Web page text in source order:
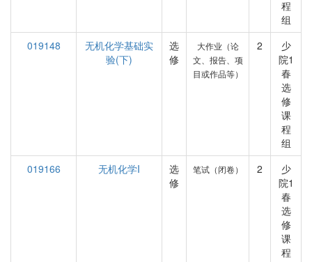
程
组
019148
无机化学基础实
验(下)
选
修
大作业（论
文、报告、项
目或作品等）
2
少
院1
春
选
修
课
程
组
019166
无机化学I
选
修
笔试（闭卷） 2
少
院1
春
选
修
课
程